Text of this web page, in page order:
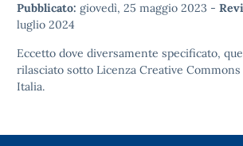
Pubblicato: giovedì, 25 maggio 2023 -
luglio 2024
Eccetto dove diversamente specificato,
rilasciato sotto Licenza Creative
Italia.